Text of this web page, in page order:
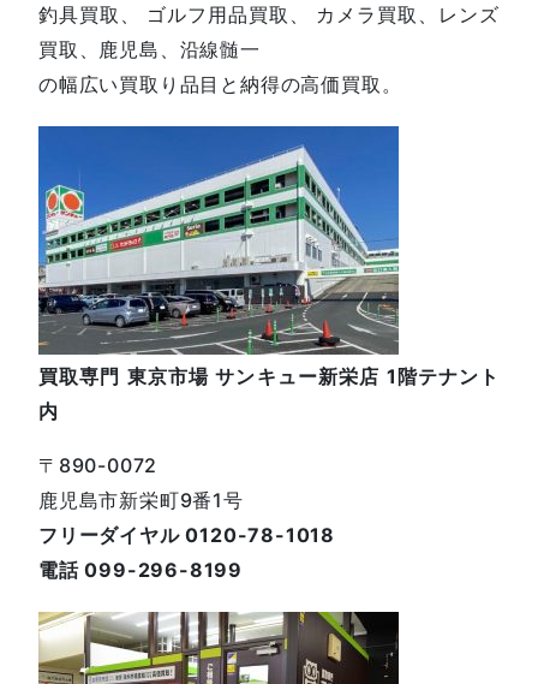
釣具買取、 ゴルフ用品買取、 カメラ買取、レンズ
買取、鹿児島、沿線髄一
の幅広い買取り品目と納得の高価買取。
買取専門 東京市場 サンキュー新栄店 1階テナント
内
〒890-0072
鹿児島市新栄町9番1号
フリーダイヤル 0120-78-1018
電話 099-296-8199